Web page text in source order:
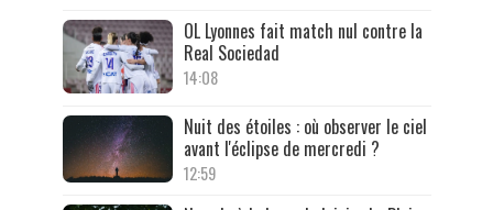
OL Lyonnes fait match nul contre la
Real Sociedad
14:08
Nuit des étoiles : où observer le ciel
avant l'éclipse de mercredi ?
12:59